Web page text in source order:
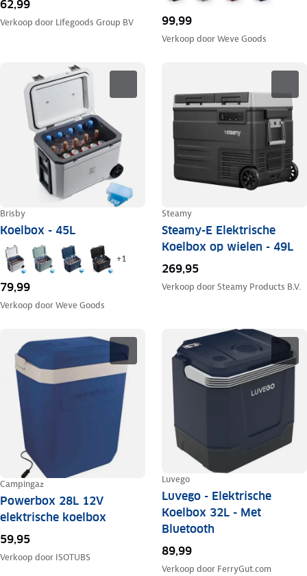
62,99
Verkoop door Lifegoods Group BV 99,99
Verkoop doorWeve Goods
Brisby
Koelbox - 45L
+1
79,99
Verkoop doorWeve Goods
Steamy
Steamy-E Elektrische
Koelbox op wielen - 49L
269,95
Verkoop doorSteamy Products B.V.
Campingaz
Powerbox 28L 12V
elektrische koelbox
59,95
Verkoop door ISOTUBS
Luvego
Luvego - Elektrische
Koelbox 32L - Met
Bluetooth
89,99
Verkoop door FerryGut.com